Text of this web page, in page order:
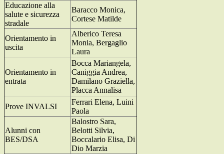
Educazione alla
salute e sicurezza
stradale
Baracco Monica,
Cortese Matilde
Orientamento in
uscita
Alberico Teresa
Monia, Bergaglio
Laura
Orientamento in
entrata
Bocca Mariangela,
Caniggia Andrea,
Damilano Graziella,
Placca Annalisa
Prove INVALSI
Ferrari Elena, Luini
Paola
Alunni con
BES/DSA
Balostro Sara,
Belotti Silvia,
Boccalario Elisa, Di
Dio Marzia